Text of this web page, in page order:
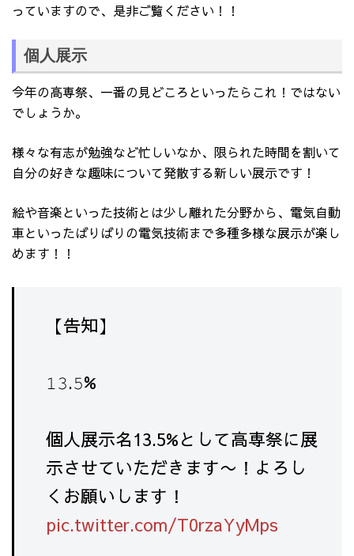
っていますので、是非ご覧ください！！
個人展示
今年の高専祭、一番の見どころといったらこれ！ではない
でしょうか。
様々な有志が勉強など忙しいなか、限られた時間を割いて
自分の好きな趣味について発散する新しい展示です！
絵や音楽といった技術とは少し離れた分野から、電気自動
車といったばりばりの電気技術まで多種多様な展示が楽し
めます！！
【告知】
𝟷𝟹.𝟻%
個人展示名13.5%として高専祭に展
示させていただきます〜！よろし
くお願いします！
pic.twitter.com/T0rzaYyMps